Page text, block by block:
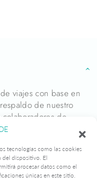
tecnologías como las cookies
del dispositivo. El
procesar datos como el
únicas en este sitio.
viajes con base en
de nuestro
de
y están
, poniendo toda
el más mínimo
viaje único e